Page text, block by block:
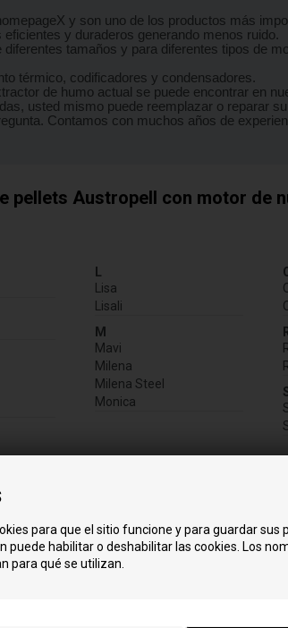
para que el sitio funcione y para guardar sus
puede habilitar o deshabilitar las cookies. Los
para qué se utilizan.
y son uno de los productos más
y duraderos generando menos ruido.
tamaños y para diferentes tipos de
térmico, codificadores y condensadores.
de humo actual se puede encontrar en
usted mismo puede reemplazar o reparar
Contamos con muchos años de
pellets Austropell con motor de
L
Lisa
Lisali
M
Mavi
Milena
Milena Steel
Monica
Austropell con motor de